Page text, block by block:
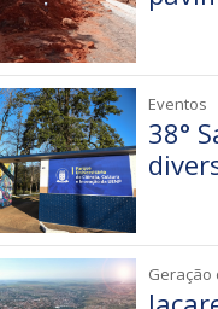
Eventos
38°
Geração